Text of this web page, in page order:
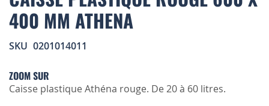
beginning
of
images
400 MM ATHENA
SKU 0201014011
ZOOM SUR
Caisse plastique Athéna rouge. De 20 à 60 litres.